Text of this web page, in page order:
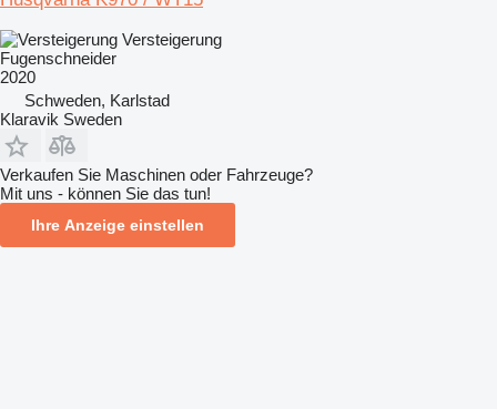
Versteigerung
Fugenschneider
2020
Schweden, Karlstad
Klaravik Sweden
Verkaufen Sie Maschinen oder Fahrzeuge?
Mit uns - können Sie das tun!
Ihre Anzeige einstellen